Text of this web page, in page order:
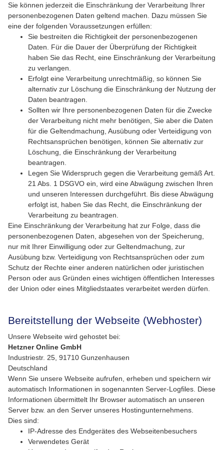
Sie können jederzeit die Einschränkung der Verarbeitung Ihrer
personenbezogenen Daten geltend machen. Dazu müssen Sie
eine der folgenden Voraussetzungen erfüllen:
Sie bestreiten die Richtigkeit der personenbezogenen
Daten. Für die Dauer der Überprüfung der Richtigkeit
haben Sie das Recht, eine Einschränkung der Verarbeitung
zu verlangen.
Erfolgt eine Verarbeitung unrechtmäßig, so können Sie
alternativ zur Löschung die Einschränkung der Nutzung der
Daten beantragen.
Sollten wir Ihre personenbezogenen Daten für die Zwecke
der Verarbeitung nicht mehr benötigen, Sie aber die Daten
für die Geltendmachung, Ausübung oder Verteidigung von
Rechtsansprüchen benötigen, können Sie alternativ zur
Löschung, die Einschränkung der Verarbeitung
beantragen.
Legen Sie Widerspruch gegen die Verarbeitung gemäß Art.
21 Abs. 1 DSGVO ein, wird eine Abwägung zwischen Ihren
und unseren Interessen durchgeführt. Bis diese Abwägung
erfolgt ist, haben Sie das Recht, die Einschränkung der
Verarbeitung zu beantragen.
Eine Einschränkung der Verarbeitung hat zur Folge, dass die
personenbezogenen Daten, abgesehen von der Speicherung,
nur mit Ihrer Einwilligung oder zur Geltendmachung, zur
Ausübung bzw. Verteidigung von Rechtsansprüchen oder zum
Schutz der Rechte einer anderen natürlichen oder juristischen
Person oder aus Gründen eines wichtigen öffentlichen Interesses
der Union oder eines Mitgliedstaates verarbeitet werden dürfen.
Bereitstellung der Webseite (Webhoster)
Unsere Webseite wird gehostet bei:
Hetzner Online GmbH
Industriestr. 25, 91710 Gunzenhausen
Deutschland
Wenn Sie unsere Webseite aufrufen, erheben und speichern wir
automatisch Informationen in sogenannten Server-Logfiles. Diese
Informationen übermittelt Ihr Browser automatisch an unseren
Server bzw. an den Server unseres Hostingunternehmens.
Dies sind:
IP-Adresse des Endgerätes des Webseitenbesuchers
Verwendetes Gerät